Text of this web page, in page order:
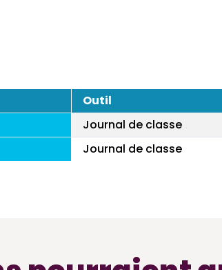
Outil
Journal de classe
Journal de classe